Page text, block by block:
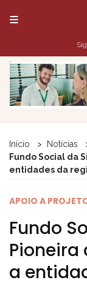
Início
Notícias
Fundo Social da
entidades da
APOIO A
Fundo
Pioneira
a